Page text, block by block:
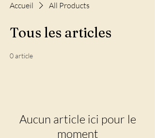
Accueil All Products
Tous les articles
0 article
Aucun article ici pour le
moment